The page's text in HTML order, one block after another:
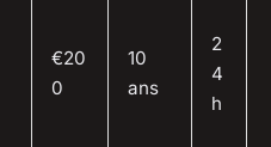
€20
0
10
ans
2
4
h